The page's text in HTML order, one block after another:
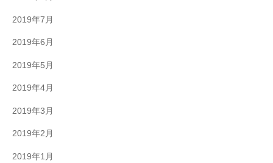
2019年7月
2019年6月
2019年5月
2019年4月
2019年3月
2019年2月
2019年1月